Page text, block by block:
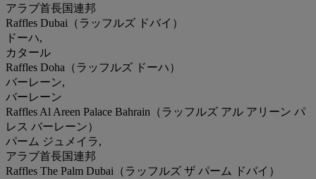
アラブ首長国連邦
Raffles Dubai（ラッフルズ ドバイ）
ドーハ,
カタール
Raffles Doha（ラッフルズ ドーハ）
バーレーン,
バーレーン
Raffles Al Areen Palace Bahrain（ラッフルズ アル アリーン パ
レス バーレーン）
パーム ジュメイラ,
アラブ首長国連邦
Raffles The Palm Dubai（ラッフルズ ザ パーム ドバイ）